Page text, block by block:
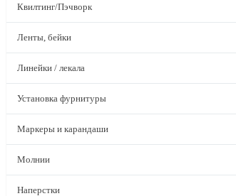
Квилтинг/Пэчворк
Ленты, бейки
Линейки / лекала
Установка фурнитуры
Маркеры и карандаши
Молнии
Наперстки